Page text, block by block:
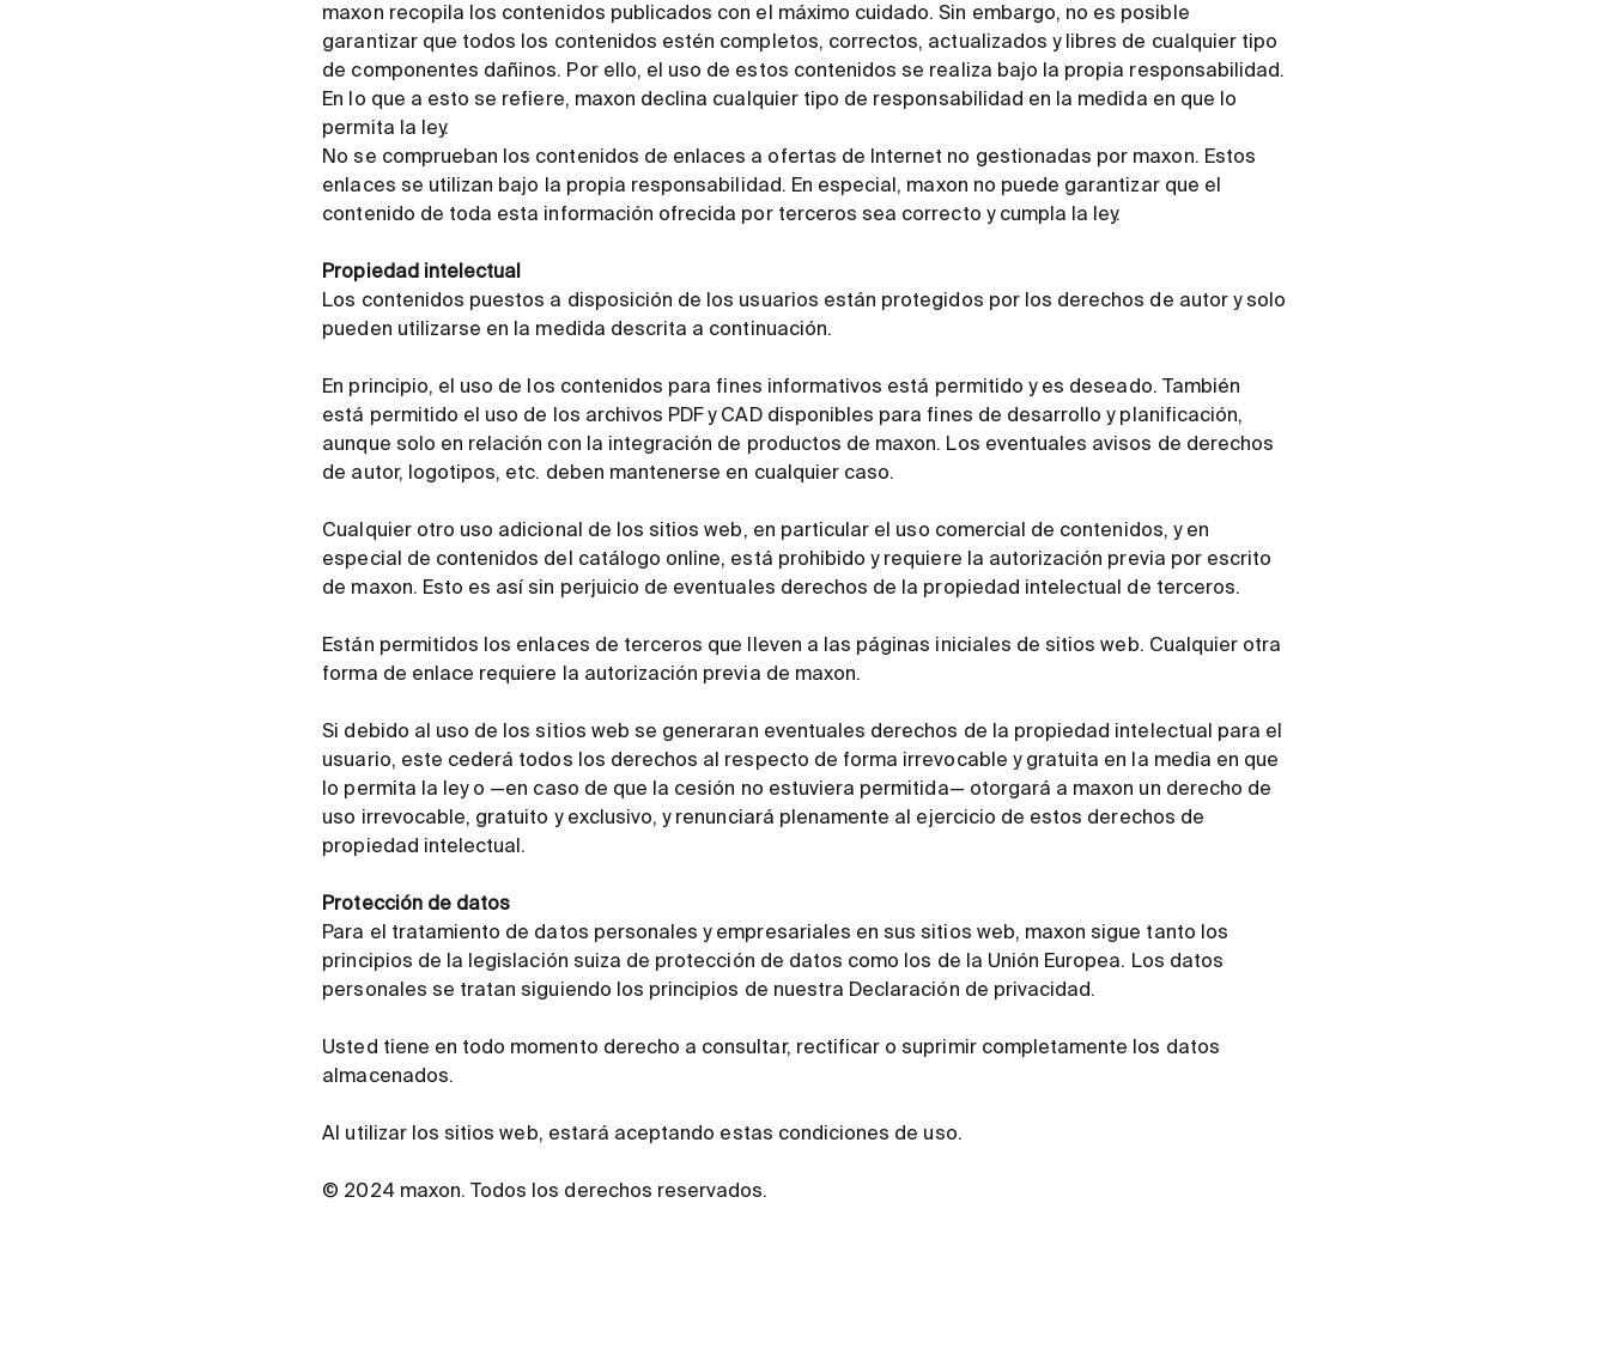
maxon recopila los contenidos publicados con el máximo cuidado. Sin embargo, no es posible
garantizar que todos los contenidos estén completos, correctos, actualizados y libres de cualquier tipo
de componentes dañinos. Por ello, el uso de estos contenidos se realiza bajo la propia responsabilidad.
En lo que a esto se refiere, maxon declina cualquier tipo de responsabilidad en la medida en que lo
permita la ley.
No se comprueban los contenidos de enlaces a ofertas de Internet no gestionadas por maxon. Estos
enlaces se utilizan bajo la propia responsabilidad. En especial, maxon no puede garantizar que el
contenido de toda esta información ofrecida por terceros sea correcto y cumpla la ley.
Propiedad intelectual
Los contenidos puestos a disposición de los usuarios están protegidos por los derechos de autor y solo
pueden utilizarse en la medida descrita a continuación.
En principio, el uso de los contenidos para fines informativos está permitido y es deseado. También
está permitido el uso de los archivos PDF y CAD disponibles para fines de desarrollo y planificación,
aunque solo en relación con la integración de productos de maxon. Los eventuales avisos de derechos
de autor, logotipos, etc. deben mantenerse en cualquier caso.
Cualquier otro uso adicional de los sitios web, en particular el uso comercial de contenidos, y en
especial de contenidos del catálogo online, está prohibido y requiere la autorización previa por escrito
de maxon. Esto es así sin perjuicio de eventuales derechos de la propiedad intelectual de terceros.
Están permitidos los enlaces de terceros que lleven a las páginas iniciales de sitios web. Cualquier otra
forma de enlace requiere la autorización previa de maxon.
Si debido al uso de los sitios web se generaran eventuales derechos de la propiedad intelectual para el
usuario, este cederá todos los derechos al respecto de forma irrevocable y gratuita en la media en que
lo permita la ley o —en caso de que la cesión no estuviera permitida— otorgará a maxon un derecho de
uso irrevocable, gratuito y exclusivo, y renunciará plenamente al ejercicio de estos derechos de
propiedad intelectual.
Protección de datos
Para el tratamiento de datos personales y empresariales en sus sitios web, maxon sigue tanto los
principios de la legislación suiza de protección de datos como los de la Unión Europea. Los datos
personales se tratan siguiendo los principios de nuestra Declaración de privacidad.
Usted tiene en todo momento derecho a consultar, rectificar o suprimir completamente los datos
almacenados.
Al utilizar los sitios web, estará aceptando estas condiciones de uso.
© 2024 maxon. Todos los derechos reservados.